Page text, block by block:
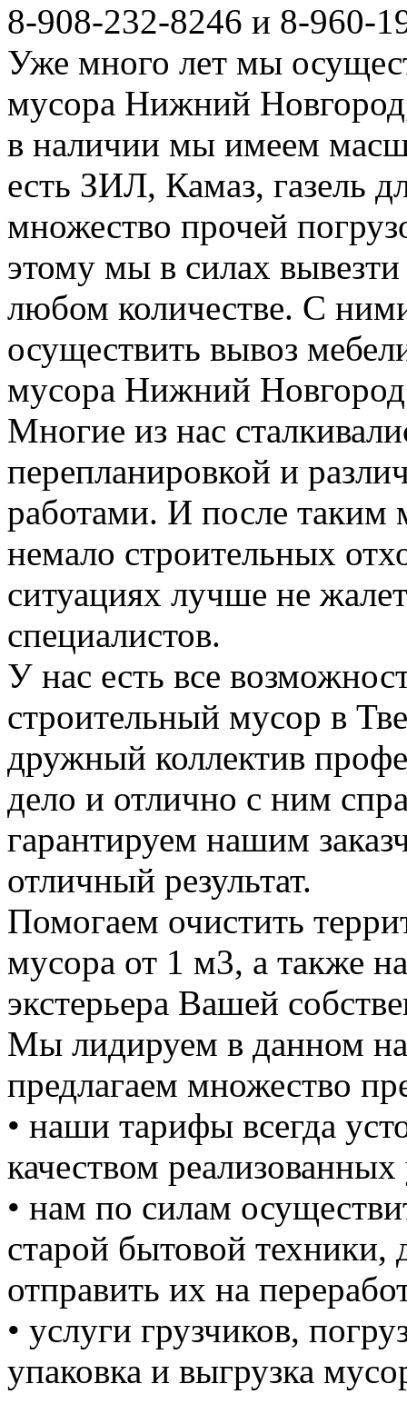
8-908-232-8246 и 8-960-
Уже много лет мы
мусора Нижний
в наличии мы имеем
есть ЗИЛ, Камаз, газель
множество прочей
этому мы в силах
любом количестве. С
осуществить вывоз
мусора Нижний
Многие из нас
перепланировкой и
работами. И после таким
немало строительных
ситуациях лучше не
специалистов.
У нас есть все
строительный мусор в
дружный коллектив
дело и отлично с ним
гарантируем нашим
отличный результат.
Помогаем очистить
мусора от 1 м3, а также
экстерьера Вашей
Мы лидируем в данном
предлагаем множество
• наши тарифы всегда
качеством реализованных
• нам по силам
старой бытовой техники,
отправить их на
• услуги грузчиков,
упаковка и выгрузка